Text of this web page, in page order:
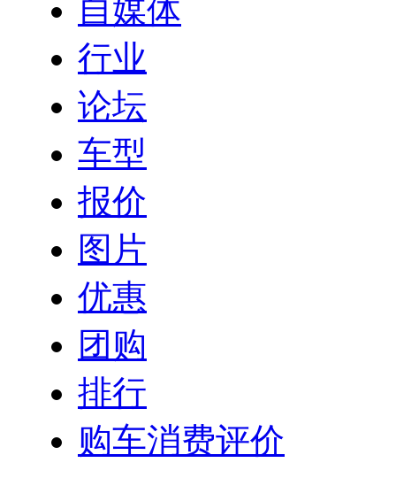
自媒体
行业
论坛
车型
报价
图片
优惠
团购
排行
购车消费评价